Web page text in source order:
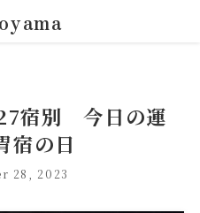
宿別 今日の運
の日
28, 2023